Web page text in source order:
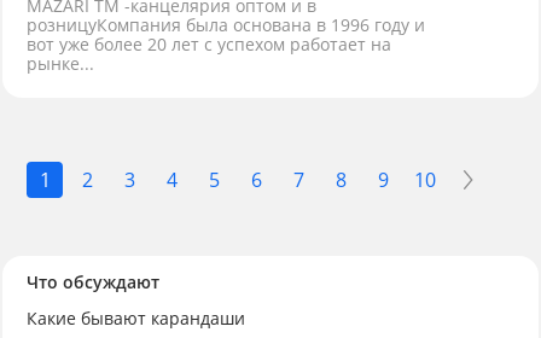
MAZARI ТМ -канцелярия оптом и в
розницуКомпания была основана в 1996 году и
вот уже более 20 лет с успехом работает на
рынке...
1 2 3 4 5 6 7 8 9 10
Что обсуждают
Какие бывают карандаши